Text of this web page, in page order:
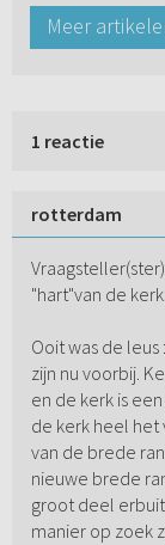
Meer
1 reactie
rotterdam
"hart"van de kerk.
Ooit was de leus
zijn nu voorbij.
en de kerk is
de kerk heel het
van de brede
nieuwe brede
groot deel
manier op zoek